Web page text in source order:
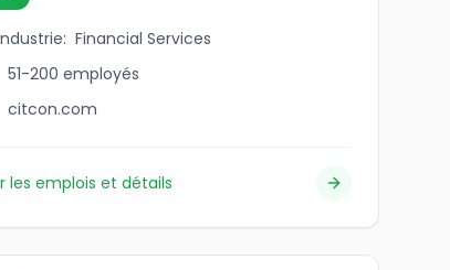
: Financial Services
51-200 employés
citcon.com
les emplois et détails